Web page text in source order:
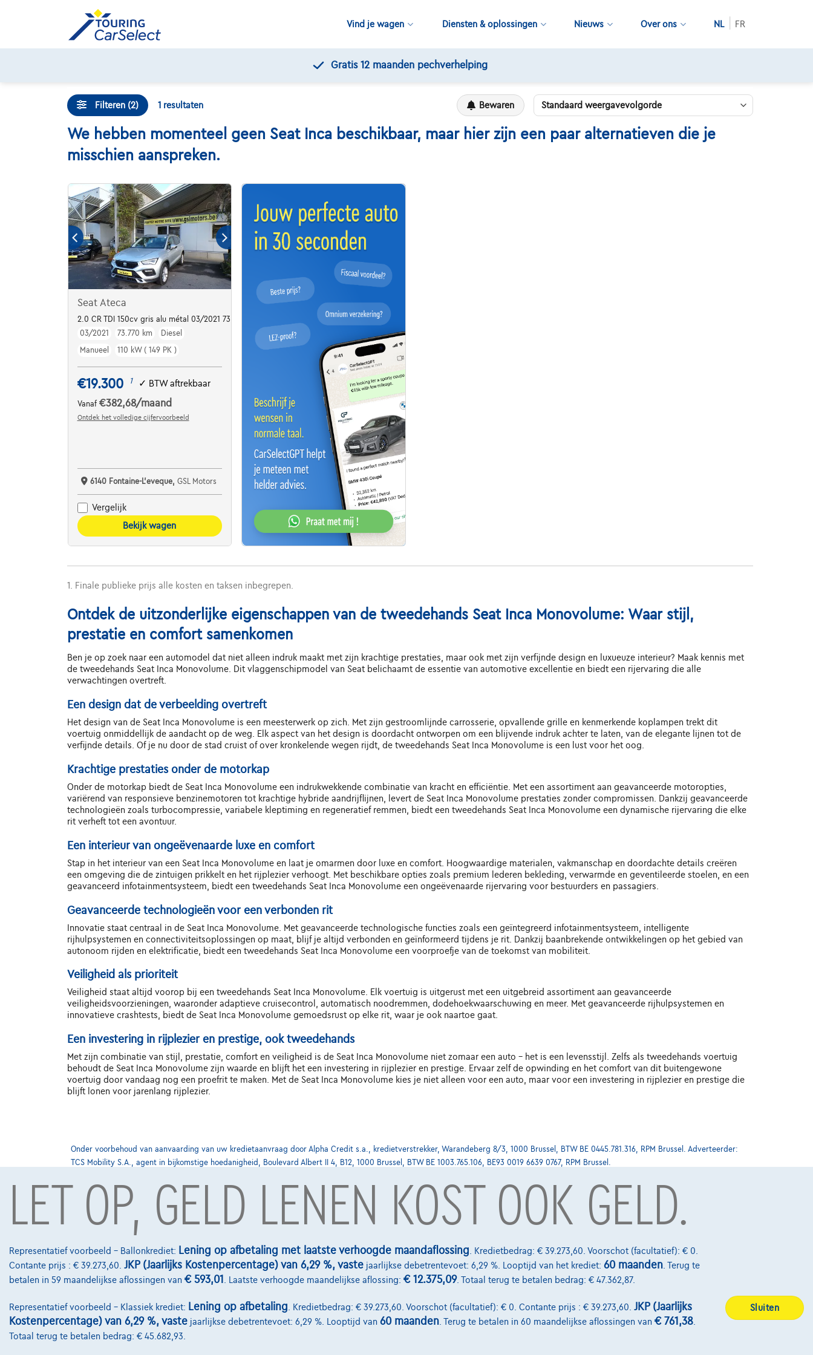
Vind je wagen Diensten & oplossingen Nieuws Over ons NL FR
Gratis 12 maanden pechverhelping
Filteren (2) 1 resultaten Bewaren
We hebben momenteel geen Seat Inca beschikbaar, maar hier zijn een paar alternatieven die je
misschien aanspreken.
Seat Ateca
2.0 CR TDI 150cv gris alu métal 03/2021 73.770km
03/2021
73.770 km
Diesel
Manueel
110 kW ( 149 PK )
€19.300 1 ✓ BTW aftrekbaar
Vanaf €382,68/maand
Ontdek het volledige cijfervoorbeeld
6140 Fontaine-L'eveque, GSL Motors
Vergelijk
Bekijk wagen
1. Finale publieke prijs alle kosten en taksen inbegrepen.
Ontdek de uitzonderlijke eigenschappen van de tweedehands Seat Inca Monovolume: Waar stijl,
prestatie en comfort samenkomen
Ben je op zoek naar een automodel dat niet alleen indruk maakt met zijn krachtige prestaties, maar ook met zijn verfijnde design en luxueuze interieur? Maak kennis met
de tweedehands Seat Inca Monovolume. Dit vlaggenschipmodel van Seat belichaamt de essentie van automotive excellentie en biedt een rijervaring die alle
verwachtingen overtreft.
Een design dat de verbeelding overtreft
Het design van de Seat Inca Monovolume is een meesterwerk op zich. Met zijn gestroomlijnde carrosserie, opvallende grille en kenmerkende koplampen trekt dit
voertuig onmiddellijk de aandacht op de weg. Elk aspect van het design is doordacht ontworpen om een blijvende indruk achter te laten, van de elegante lijnen tot de
verfijnde details. Of je nu door de stad cruist of over kronkelende wegen rijdt, de tweedehands Seat Inca Monovolume is een lust voor het oog.
Krachtige prestaties onder de motorkap
Onder de motorkap biedt de Seat Inca Monovolume een indrukwekkende combinatie van kracht en efficiëntie. Met een assortiment aan geavanceerde motoropties,
variërend van responsieve benzinemotoren tot krachtige hybride aandrijflijnen, levert de Seat Inca Monovolume prestaties zonder compromissen. Dankzij geavanceerde
technologieën zoals turbocompressie, variabele kleptiming en regeneratief remmen, biedt een tweedehands Seat Inca Monovolume een dynamische rijervaring die elke
rit verheft tot een avontuur.
Een interieur van ongeëvenaarde luxe en comfort
Stap in het interieur van een Seat Inca Monovolume en laat je omarmen door luxe en comfort. Hoogwaardige materialen, vakmanschap en doordachte details creëren
een omgeving die de zintuigen prikkelt en het rijplezier verhoogt. Met beschikbare opties zoals premium lederen bekleding, verwarmde en geventileerde stoelen, en een
geavanceerd infotainmentsysteem, biedt een tweedehands Seat Inca Monovolume een ongeëvenaarde rijervaring voor bestuurders en passagiers.
Geavanceerde technologieën voor een verbonden rit
Innovatie staat centraal in de Seat Inca Monovolume. Met geavanceerde technologische functies zoals een geïntegreerd infotainmentsysteem, intelligente
rijhulpsystemen en connectiviteitsoplossingen op maat, blijf je altijd verbonden en geïnformeerd tijdens je rit. Dankzij baanbrekende ontwikkelingen op het gebied van
autonoom rijden en elektrificatie, biedt een tweedehands Seat Inca Monovolume een voorproefje van de toekomst van mobiliteit.
Veiligheid als prioriteit
Veiligheid staat altijd voorop bij een tweedehands Seat Inca Monovolume. Elk voertuig is uitgerust met een uitgebreid assortiment aan geavanceerde
veiligheidsvoorzieningen, waaronder adaptieve cruisecontrol, automatisch noodremmen, dodehoekwaarschuwing en meer. Met geavanceerde rijhulpsystemen en
innovatieve crashtests, biedt de Seat Inca Monovolume gemoedsrust op elke rit, waar je ook naartoe gaat.
Een investering in rijplezier en prestige, ook tweedehands
Met zijn combinatie van stijl, prestatie, comfort en veiligheid is de Seat Inca Monovolume niet zomaar een auto - het is een levensstijl. Zelfs als tweedehands voertuig
behoudt de Seat Inca Monovolume zijn waarde en blijft het een investering in rijplezier en prestige. Ervaar zelf de opwinding en het comfort van dit buitengewone
voertuig door vandaag nog een proefrit te maken. Met de Seat Inca Monovolume kies je niet alleen voor een auto, maar voor een investering in rijplezier en prestige die
blijft lonen voor jarenlang rijplezier.
Onder voorbehoud van aanvaarding van uw kredietaanvraag door Alpha Credit s.a., kredietverstrekker, Warandeberg 8/3, 1000 Brussel, BTW BE 0445.781.316, RPM Brussel. Adverteerder:
TCS Mobility S.A., agent in bijkomstige hoedanigheid, Boulevard Albert II 4, B12, 1000 Brussel, BTW BE 1003.765.106, BE93 0019 6639 0767, RPM Brussel.
LET OP, GELD LENEN KOST OOK GELD.
Representatief voorbeeld – Ballonkrediet: Lening op afbetaling met laatste verhoogde maandaflossing . Kredietbedrag: € 39.273,60. Voorschot (facultatief): € 0.
Contante prijs : € 39.273,60. JKP (Jaarlijks Kostenpercentage) van 6,29 %, vaste jaarlijkse debetrentevoet: 6,29 %. Looptijd van het krediet: 60 maanden . Terug te
betalen in 59 maandelijkse aflossingen van € 593,01 . Laatste verhoogde maandelijkse aflossing: € 12.375,09. Totaal terug te betalen bedrag: € 47.362,87.
Representatief voorbeeld – Klassiek krediet: Lening op afbetaling . Kredietbedrag: € 39.273,60. Voorschot (facultatief): € 0. Contante prijs : € 39.273,60. JKP (Jaarlijks
Kostenpercentage) van 6,29 %, vaste jaarlijkse debetrentevoet: 6,29 %. Looptijd van 60 maanden . Terug te betalen in 60 maandelijkse aflossingen van € 761,38
Totaal terug te betalen bedrag: € 45.682,93.
Sluiten
Contact
info@touringcarselect.be
Koning Albert II-laan 4, B12
1000 Brussel
Diensten & Oplossingen
Pechverhelping verzekering
Financiering
Lease en persoonlijke lease
Over Ons
Word klant
Wie zijn we
Onze dealers